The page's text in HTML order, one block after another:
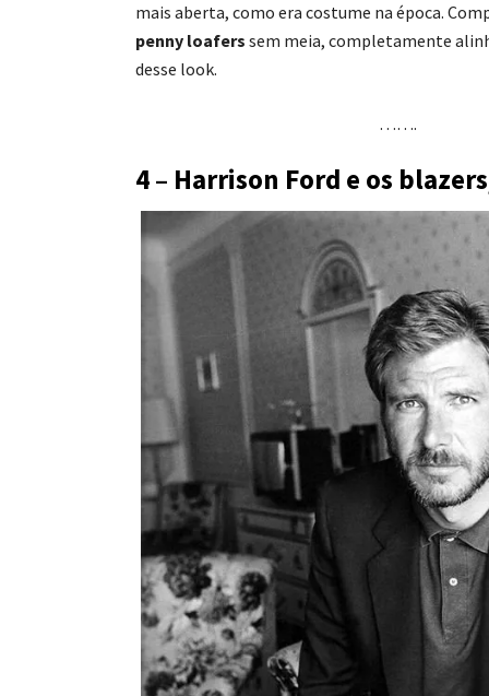
mais aberta, como era costume na época.
penny loafers sem meia, completamente
desse look.
…….
4 – Harrison Ford e os